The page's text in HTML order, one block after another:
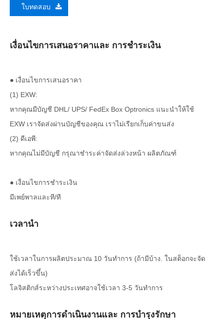
ใบทดสอบ
เงื่อนไขการเสนอราคาและ การชำระเงิน
● เงื่อนไขการเสนอราคา
(1) EXW:
หากคุณมีบัญชี DHL/ UPS/ FedEx Box Optronics แนะนำให้ใช้
EXW เราจัดส่งผ่านบัญชีของคุณ เราไม่เรียกเก็บค่าขนส่ง
(2) ดีเอพี:
หากคุณไม่มีบัญชี กรุณาชำระค่าจัดส่งล่วงหน้า ผลิตภัณฑ์
● เงื่อนไขการชำระเงิน
มีเพย์พาลและที/ที
เวลานำ
ใช้เวลาในการผลิตประมาณ 10 วันทำการ (ถ้ามีบ้าง. ในสต็อกจะจัด
ส่งได้เร็วขึ้น)
โลจิสติกส์ระหว่างประเทศอาจใช้เวลา 3-5 วันทำการ
หมายเหตุการดำเนินงานและ การบำรุงรักษา